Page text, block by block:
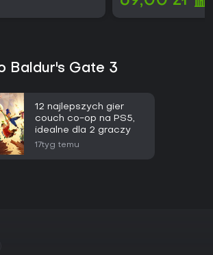
Baldur's Gate 3
12 najlepszych gier
couch co-op na PS5,
idealne dla 2 graczy
17tyg temu